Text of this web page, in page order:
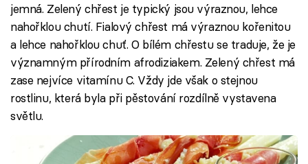
jemná. Zelený chřest je typický jsou výraznou, lehce
nahořklou chutí. Fialový chřest má výraznou kořenitou
a lehce nahořklou chuť. O bílém chřestu se traduje, že je
významným přírodním afrodiziakem. Zelený chřest má
zase nejvíce vitamínu C. Vždy jde však o stejnou
rostlinu, která byla při pěstování rozdílně vystavena
světlu.